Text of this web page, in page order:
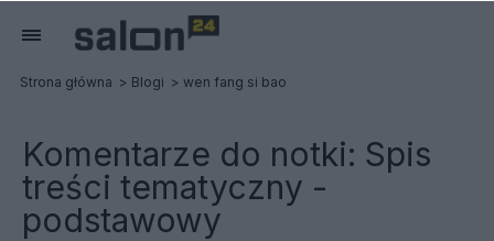
Strona główna Blogi wen fang si bao
Komentarze do notki: Spis
treści tematyczny -
podstawowy